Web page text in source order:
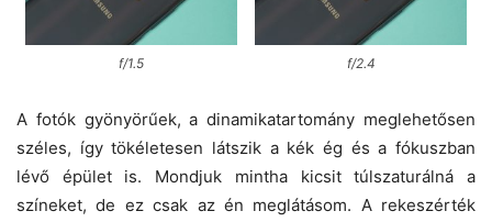
f/1.5 f/2.4
A fotók gyönyörűek, a dinamikatartomány meglehetősen
széles, így tökéletesen látszik a kék ég és a fókuszban
lévő épület is. Mondjuk mintha kicsit túlszaturálná a
színeket, de ez csak az én meglátásom. A rekeszérték